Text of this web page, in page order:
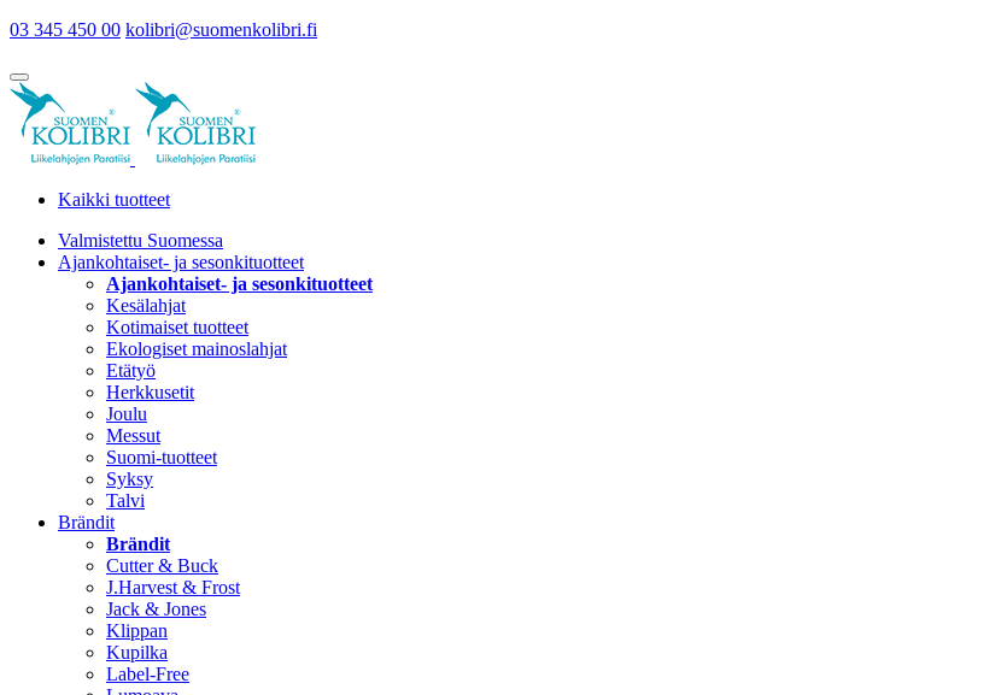
03 345 450 00 kolibri@suomenkolibri.fi
Kaikki tuotteet
Valmistettu Suomessa
Ajankohtaiset- ja sesonkituotteet
Ajankohtaiset- ja sesonkituotteet
Kesälahjat
Kotimaiset tuotteet
Ekologiset mainoslahjat
Etätyö
Herkkusetit
Joulu
Messut
Suomi-tuotteet
Syksy
Talvi
Brändit
Brändit
Cutter & Buck
J.Harvest & Frost
Jack & Jones
Klippan
Kupilka
Label-Free